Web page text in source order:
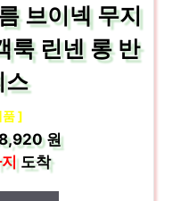
브이넥 무지
룩 린넨 롱 반
스
품 ]
원
도착